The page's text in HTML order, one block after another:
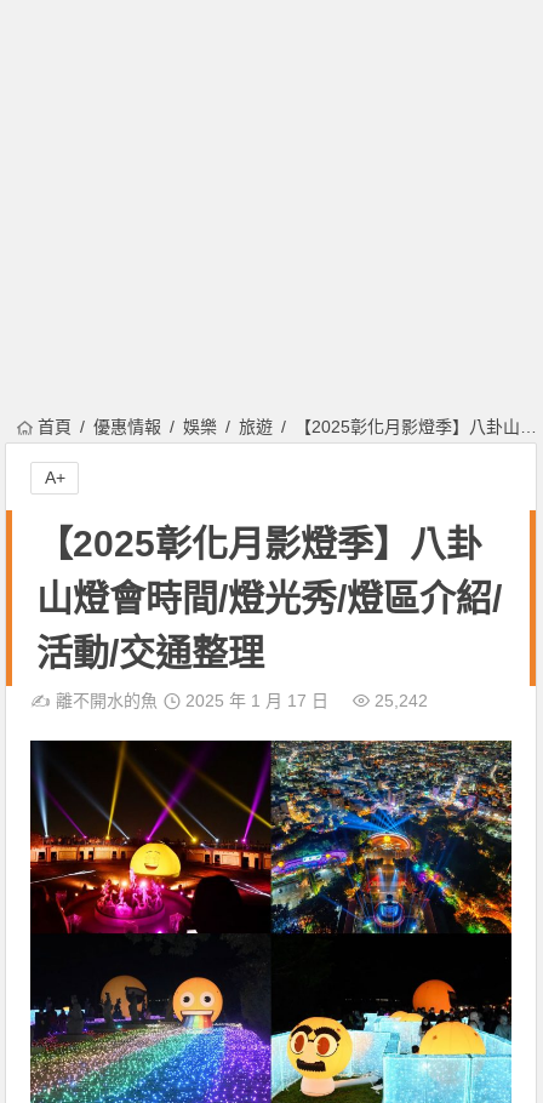
首頁 優惠情報 娛樂 旅遊 【2025彰化月影燈季】八卦山燈會時間/燈光秀/燈區介紹/活動/交通整理
【2025彰化月影燈季】八卦
山燈會時間/燈光秀/燈區介紹/
活動/交通整理
✍️離不開水的魚 2025 年 1 月 17 日 25,242
A+